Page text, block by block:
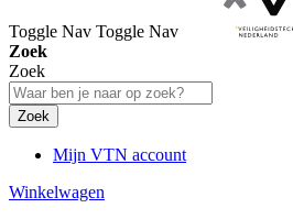
Toggle Nav Toggle Nav
Zoek
Zoek
Zoek
Mijn VTN account
Winkelwagen